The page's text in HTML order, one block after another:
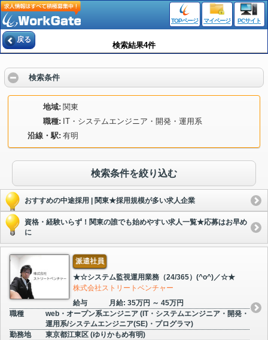
TOPページ マイページ PCサイト
戻る
検索結果4件
検索条件
地域 関東
職種
IT・システムエンジニア・開発・運用系
沿線・駅 有明
検索条件を絞り込む
おすすめの中途採用 | 関東★採用規模が多い求人企業
資格・経験いらず！関東の誰でも始めやすい求人一覧★応募はお早め
に
派遣社員
★☆システム監視運用業務（24/365）(^o^)／☆★
株式会社ストリートベンチャー
給与
月給: 35万円 ～ 45万円
職種
web・オープン系エンジニア (IT・システムエンジニア・開発・
運用系/システムエンジニア(SE)・プログラマ)
勤務地
東京都江東区 (ゆりかもめ有明)